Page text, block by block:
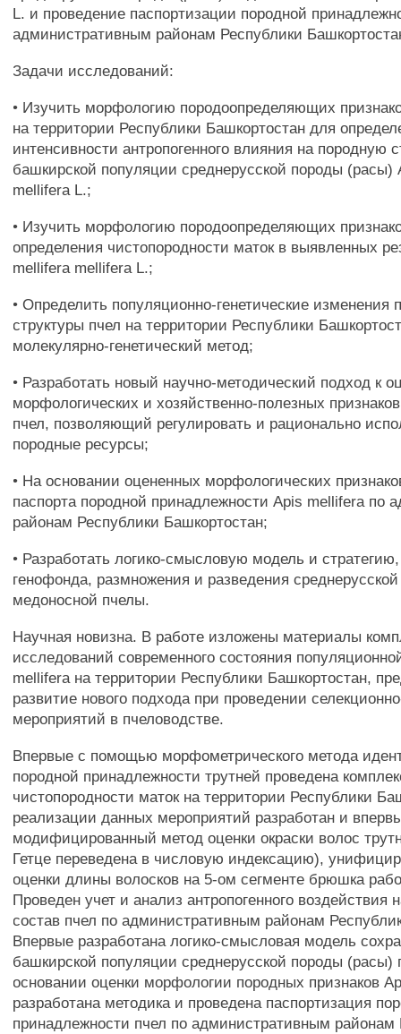
L. и проведение паспортизации породной
административным районам Республики
Задачи исследований:
• Изучить морфологию породоопределяющих
на территории Республики Башкортостан для
интенсивности антропогенного влияния на породную
башкирской популяции среднерусской породы (расы)
mellifera L.;
• Изучить морфологию породоопределяющих
определения чистопородности маток в выявленных
mellifera mellifera L.;
• Определить популяционно-генетические изменения
структуры пчел на территории Республики
молекулярно-генетический метод;
• Разработать новый научно-методический подход к
морфологических и хозяйственно-полезных
пчел, позволяющий регулировать и рационально
породные ресурсы;
• На основании оцененных морфологических
паспорта породной принадлежности Apis mellifera по
районам Республики Башкортостан;
• Разработать логико-смысловую модель и
генофонда, размножения и разведения
медоносной пчелы.
Научная новизна. В работе изложены материалы
исследований современного состояния
mellifera на территории Республики Башкортостан,
развитие нового подхода при проведении
мероприятий в пчеловодстве.
Впервые с помощью морфометрического метода
породной принадлежности трутней проведена
чистопородности маток на территории Республики
реализации данных мероприятий разработан и
модифицированный метод оценки окраски волос
Гетце переведена в числовую индексацию),
оценки длины волосков на 5-ом сегменте брюшка
Проведен учет и анализ антропогенного воздействия
состав пчел по административным районам
Впервые разработана логико-смысловая модель
башкирской популяции среднерусской породы (расы)
основании оценки морфологии породных признаков
разработана методика и проведена паспортизация
принадлежности пчел по административным районам